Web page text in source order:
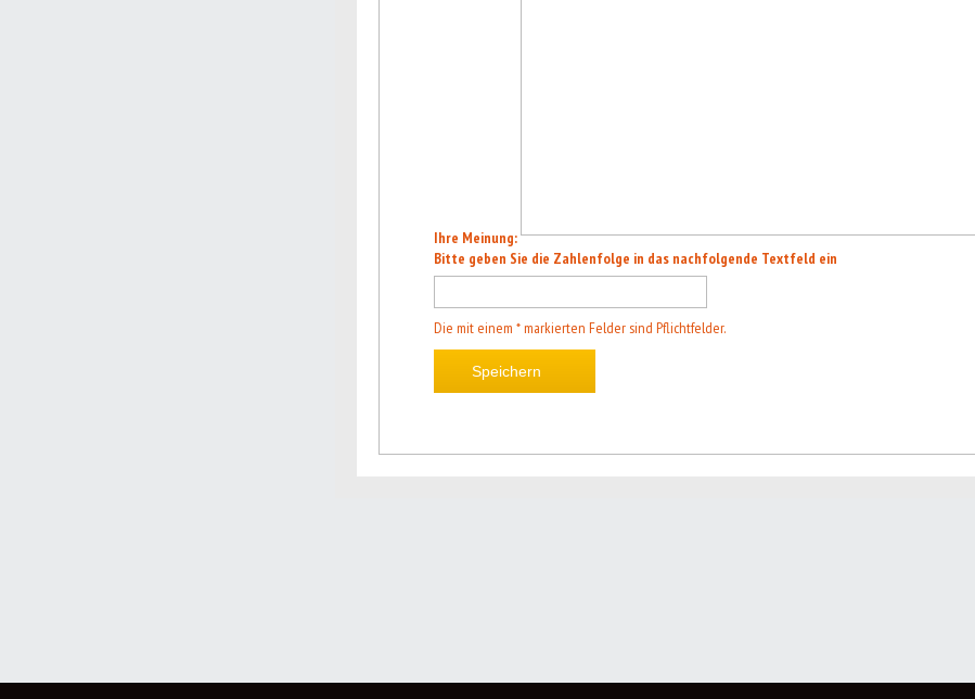
Ihre Meinung:
Bitte geben Sie die Zahlenfolge in das nachfolgende Textfeld ein
Die mit einem * markierten Felder sind Pflichtfelder.